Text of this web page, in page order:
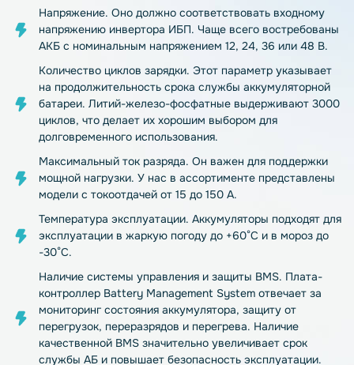
Напряжение. Оно должно соответствовать входному
напряжению инвертора ИБП. Чаще всего востребованы
АКБ с номинальным напряжением 12, 24, 36 или 48 В.
Количество циклов зарядки. Этот параметр указывает
на продолжительность срока службы аккумуляторной
батареи. Литий-железо-фосфатные выдерживают 3000
циклов, что делает их хорошим выбором для
долговременного использования.
Максимальный ток разряда. Он важен для поддержки
мощной нагрузки. У нас в ассортименте представлены
модели с токоотдачей от 15 до 150 А.
Температура эксплуатации. Аккумуляторы подходят для
эксплуатации в жаркую погоду до +60°С и в мороз до
-30°С.
Наличие системы управления и защиты BMS. Плата-
контроллер Battery Management System отвечает за
мониторинг состояния аккумулятора, защиту от
перегрузок, переразрядов и перегрева. Наличие
качественной BMS значительно увеличивает срок
службы АБ и повышает безопасность эксплуатации.